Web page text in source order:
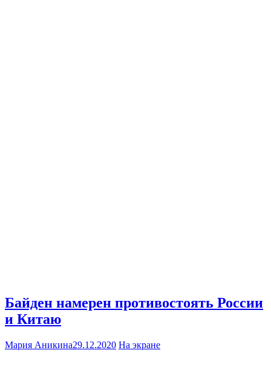
Байден намерен противостоять России
и Китаю
Мария Аникина29.12.2020 На экране